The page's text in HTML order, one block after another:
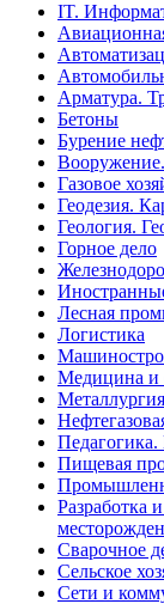
IT.
Арматура.
Бетоны
Бурение
Газовое
Геодезия.
Геология.
Горное дело
Лесная
Логистика
Медицина и
Металлургия
Пищевая
Разработка
Сварочное
Сельское
Сети и